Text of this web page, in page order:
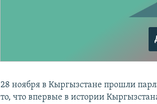
28 ноября в Кыргызстане прошли
то, что впервые в истории